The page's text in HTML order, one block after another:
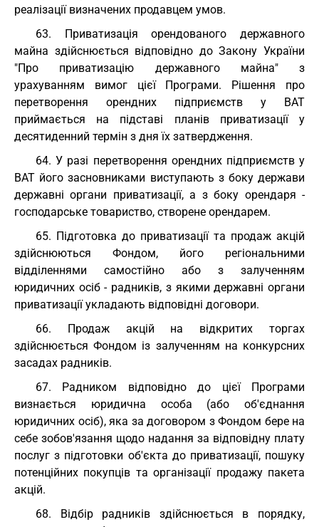
реалізації визначених продавцем умов.
63. Приватизація орендованого державного
майна здійснюється відповідно до Закону України
"Про приватизацію державного майна" з
урахуванням вимог цієї Програми. Рішення про
перетворення орендних підприємств у ВАТ
приймається на підставі планів приватизації у
десятиденний термін з дня їх затвердження.
64. У разі перетворення орендних підприємств у
ВАТ його засновниками виступають з боку держави
державні органи приватизації, а з боку орендаря -
господарське товариство, створене орендарем.
65. Підготовка до приватизації та продаж акцій
здійснюються Фондом, його регіональними
відділеннями самостійно або з залученням
юридичних осіб - радників, з якими державні органи
приватизації укладають відповідні договори.
66. Продаж акцій на відкритих торгах
здійснюється Фондом із залученням на конкурсних
засадах радників.
67. Радником відповідно до цієї Програми
визнається юридична особа (або об'єднання
юридичних осіб), яка за договором з Фондом бере на
себе зобов'язання щодо надання за відповідну плату
послуг з підготовки об'єкта до приватизації, пошуку
потенційних покупців та організації продажу пакета
акцій.
68. Відбір радників здійснюється в порядку,